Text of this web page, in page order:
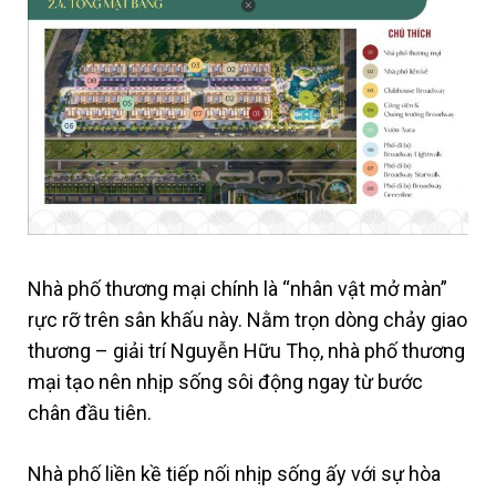
Nhà phố thương mại chính là “nhân vật mở màn”
rực rỡ trên sân khấu này. Nằm trọn dòng chảy giao
thương – giải trí Nguyễn Hữu Thọ, nhà phố thương
mại tạo nên nhịp sống sôi động ngay từ bước
chân đầu tiên.
Nhà phố liền kề tiếp nối nhịp sống ấy với sự hòa